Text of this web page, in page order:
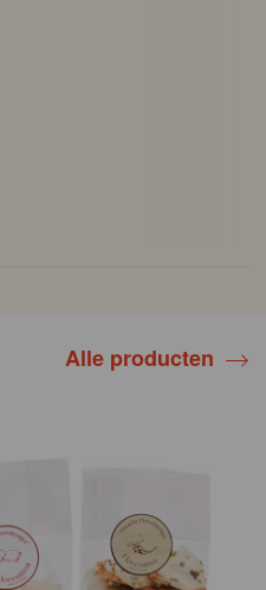
Alle producten